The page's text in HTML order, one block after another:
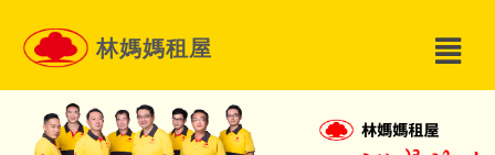
林媽媽租屋